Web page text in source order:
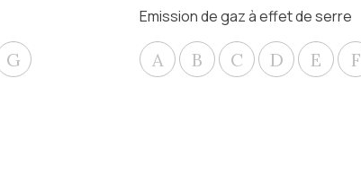
G
Emission de gaz à effet de serre
A B C D E F